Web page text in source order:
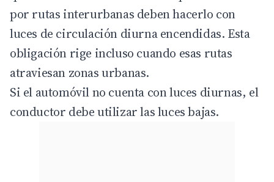
por rutas interurbanas deben hacerlo con
luces de circulación diurna encendidas. Esta
obligación rige incluso cuando esas rutas
atraviesan zonas urbanas.
Si el automóvil no cuenta con luces diurnas, el
conductor debe utilizar las luces bajas.